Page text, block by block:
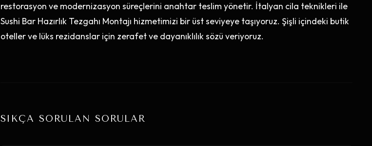
restorasyon ve modernizasyon süreçlerini anahtar teslim yönetir. İtalyan cila teknikleri ile
Sushi Bar Hazırlık Tezgahı Montajı hizmetimizi bir üst seviyeye taşıyoruz. Şişli içindeki butik
oteller ve lüks rezidanslar için zerafet ve dayanıklılık sözü veriyoruz.
SIKÇA SORULAN SORULAR